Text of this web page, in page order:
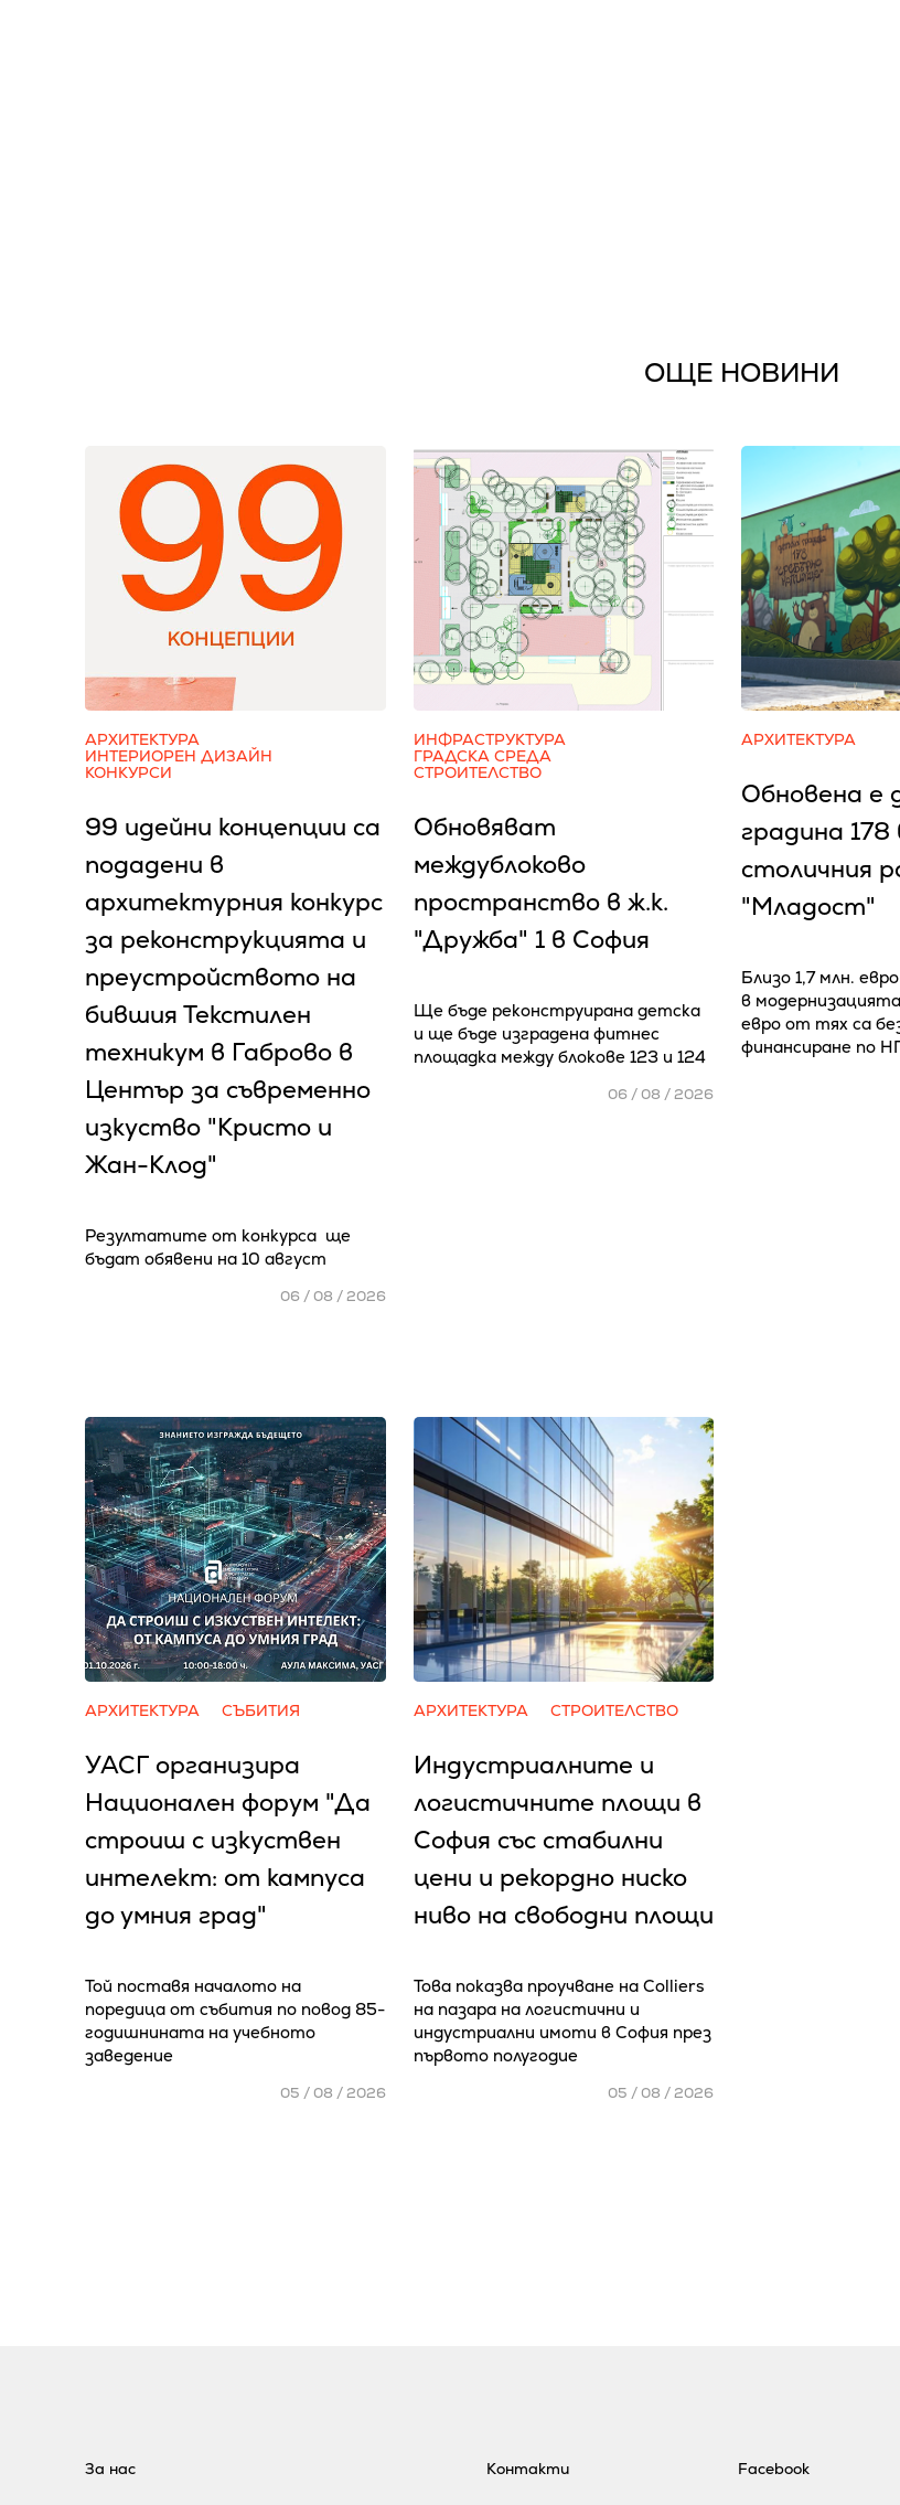
ОЩЕ НОВИНИ
АРХИТЕКТУРА
ИНТЕРИОРЕН ДИЗАЙН
КОНКУРСИ
99 идейни концепции са
подадени в
архитектурния конкурс
за реконструкцията и
преустройството на
бившия Текстилен
техникум в Габрово в
Център за съвременно
изкуство "Кристо и
Жан-Клод"
Резултатите от конкурса ще
бъдат обявени на 10 август
06 / 08 / 2026
ИНФРАСТРУКТУРА
ГРАДСКА СРЕДА
СТРОИТЕЛСТВО
Обновяват
междублоково
пространство в ж.к.
"Дружба" 1 в София
Ще бъде реконструирана детска
и ще бъде изградена фитнес
площадка между блокове 123 и 124
06 / 08 / 2026
АРХИТЕКТУРА
Обновена е
градина 178
столичния
"Младост"
Близо 1,7 млн.
в
евро от тях са
финансиране по
АРХИТЕКТУРА СЪБИТИЯ
УАСГ организира
Национален форум "Да
строиш с изкуствен
интелект: от кампуса
до умния град"
Той поставя началото на
поредица от събития по повод 85-
годишнината на учебното
заведение
05 / 08 / 2026
АРХИТЕКТУРА СТРОИТЕЛСТВО
Индустриалните и
логистичните площи в
София със стабилни
цени и рекордно ниско
ниво на свободни площи
Това показва проучване на Colliers
на пазара на логистични и
индустриални имоти в София през
първото полугодие
05 / 08 / 2026
За нас Контакти Facebook